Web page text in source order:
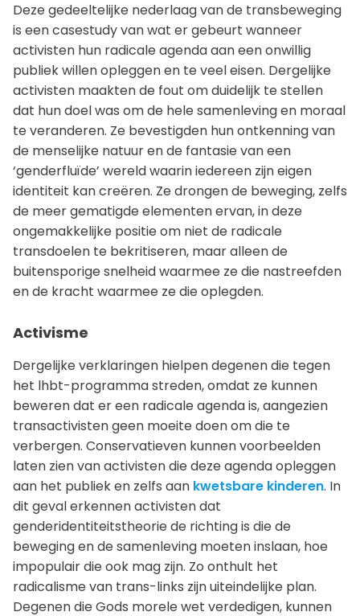
Deze gedeeltelijke nederlaag van de transbeweging
is een casestudy van wat er gebeurt wanneer
activisten hun radicale agenda aan een onwillig
publiek willen opleggen en te veel eisen. Dergelijke
activisten maakten de fout om duidelijk te stellen
dat hun doel was om de hele samenleving en moraal
te veranderen. Ze bevestigden hun ontkenning van
de menselijke natuur en de fantasie van een
‘genderfluïde’ wereld waarin iedereen zijn eigen
identiteit kan creëren. Ze drongen de beweging, zelfs
de meer gematigde elementen ervan, in deze
ongemakkelijke positie om niet de radicale
transdoelen te bekritiseren, maar alleen de
buitensporige snelheid waarmee ze die nastreefden
en de kracht waarmee ze die oplegden.
Activisme
Dergelijke verklaringen hielpen degenen die tegen
het lhbt-programma streden, omdat ze kunnen
beweren dat er een radicale agenda is, aangezien
transactivisten geen moeite doen om die te
verbergen. Conservatieven kunnen voorbeelden
laten zien van activisten die deze agenda opleggen
aan het publiek en zelfs aan kwetsbare kinderen. In
dit geval erkennen activisten dat
genderidentiteitstheorie de richting is die de
beweging en de samenleving moeten inslaan, hoe
impopulair die ook mag zijn. Zo onthult het
radicalisme van trans-links zijn uiteindelijke plan.
Degenen die Gods morele wet verdedigen, kunnen